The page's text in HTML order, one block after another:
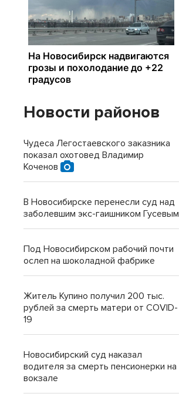
Новости районов
Чудеса Легостаевского заказника
показал охотовед Владимир
Коченов
В Новосибирске перенесли суд над
заболевшим экс-гаишником Гусевым
Под Новосибирском рабочий почти
ослеп на шоколадной фабрике
Житель Купино получил 200 тыс.
рублей за смерть матери от COVID-
19
Новосибирский суд наказал
водителя за смерть пенсионерки на
вокзале